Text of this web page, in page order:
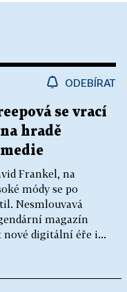
ODEBÍRAT
se vrací
hradě
Frankel, na
módy se po
Nesmlouvavá
magazín
nové digitální éře i...